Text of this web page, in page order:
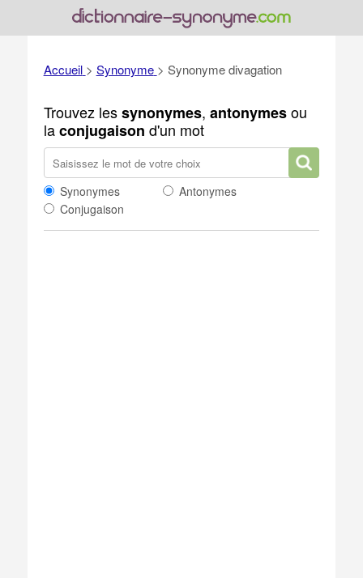
Accueil > Synonyme > Synonyme divagation
Trouvez lessynonymes, antonymesou
laconjugaison d'un mot
Synonymes
Antonymes
Conjugaison